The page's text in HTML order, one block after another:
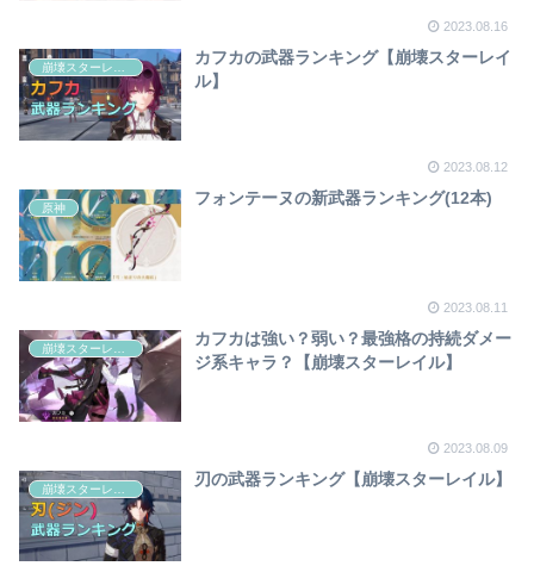
2023.08.16
崩壊スターレイル
カフカの武器ランキング【崩壊スターレイ
ル】
2023.08.12
原神
フォンテーヌの新武器ランキング(12本)
2023.08.11
カフカは強い？弱い？最強格の持続ダメー
ジ系キャラ？【崩壊スターレイル】
2023.08.09
刃の武器ランキング【崩壊スターレイル】